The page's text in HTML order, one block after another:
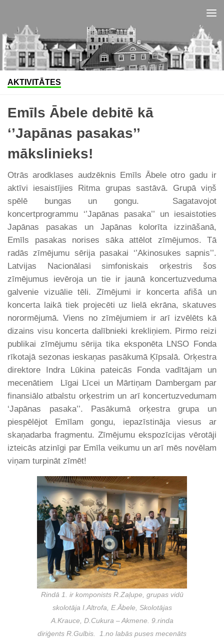
AKTIVITĀTES
Emīls Ābele debitē kā
‘’Japānas pasakas’’
mākslinieks!
Otrās arodklases audzēknis Emīls Ābele otro gadu ir
aktīvi iesaistījies Ritma grupas sastāvā. Grupā viņš
spēlē bungas un gongu. Sagatavojot
koncertprogrammu ‘’Japānas pasaka’’ un iesaistoties
Japānas pasakas un Japānas kolorīta izzināšanā,
Emīls pasakas norises sāka attēlot zīmējumos. Tā
radās zīmējumu sērija pasakai ‘’Akinosukes sapnis’’.
Latvijas Nacionālasi simfoniskais orķestris šos
zīmējumus ievēroja un tie ir jaunā koncertuzveduma
galvenie vizuālie tēli. Zīmējumi ir koncerta afišā un
koncerta laikā tiek projecēti uz lielā ekrāna, skatuves
norormējumā. Viens no zīmējumiem ir arī izvēlēts kā
dizains visu koncerta dalībnieki krekliņiem. Pirmo reizi
publikai zīmējumu sērija tika eksponēta LNSO Fonda
rīkotajā sezonas ieskaņas pasākumā Ķīpsalā. Orķestra
direktore Indra Lūkina pateicās Fonda vadītājam un
mecenātiem Līgai Līcei un Mārtiņam Dambergam par
finansiālo atbalstu orķestrim un arī koncertuzvedumam
‘Japānas pasaka’’. Pasākumā orķestra grupa un
piespēlējot Emīlam gongu, iepazīstināja viesus ar
skaņadarba fragmentu. Zīmējumu ekspozīcijas vērotāji
izteicās atzinīgi par Emīla veikumu un arī mēs novēlam
viņam turpināt zīmēt!
Rindā 1. ir komponists R.Zaļupe, grupas vidū
skolotāja I.Altrofa, E.Ābele, Skolotājas
A.Krauce, D.Cukura – Akmene. 9.rinda
diriģents R.Gulbis. 1.no labās puses mecenāts